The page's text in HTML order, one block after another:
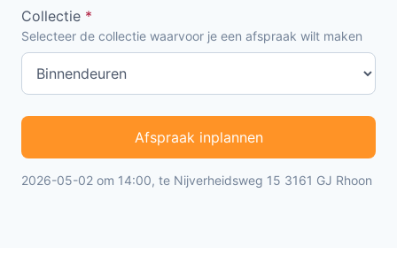
Collectie *
Selecteer de collectie waarvoor je een afspraak wilt maken
Afspraak inplannen
2026-05-02 om 14:00, te Nijverheidsweg 15 3161 GJ Rhoon